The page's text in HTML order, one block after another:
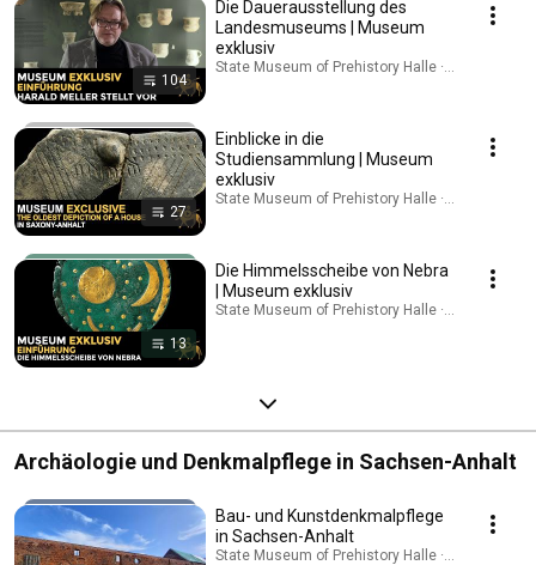
104
Die Dauerausstellung des
Landesmuseums | Museum
exklusiv
State Museum of Prehistory Halle · Playlist
27
Einblicke in die
Studiensammlung | Museum
exklusiv
State Museum of Prehistory Halle · Playlist
13
Die Himmelsscheibe von Nebra
| Museum exklusiv
State Museum of Prehistory Halle · Playlist
Archäologie und Denkmalpflege in Sachsen-Anhalt
Bau- und Kunstdenkmalpflege
in Sachsen-Anhalt
State Museum of Prehistory Halle · Playlist